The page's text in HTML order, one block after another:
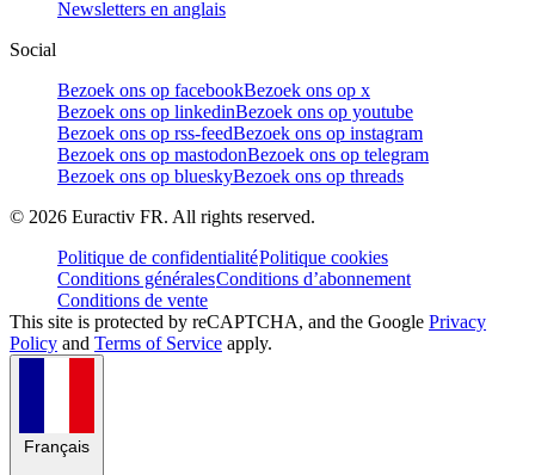
Newsletters en anglais
Social
Bezoek ons op facebookBezoek ons op x
Bezoek ons op linkedinBezoek ons op youtube
Bezoek ons op rss-feedBezoek ons op instagram
Bezoek ons op mastodonBezoek ons op telegram
Bezoek ons op blueskyBezoek ons op threads
© 2026 Euractiv FR. All rights reserved.
Politique de confidentialitéPolitique cookies
Conditions généralesConditions d’abonnement
Conditions de vente
This site is protected by reCAPTCHA, and the Google Privacy
Policy and Terms of Service apply.
Français